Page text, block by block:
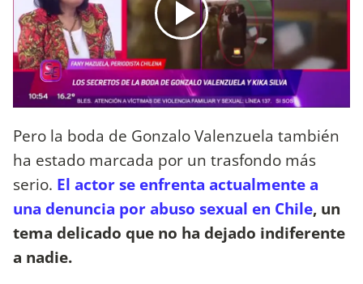
Pero la boda de Gonzalo Valenzuela también
ha estado marcada por un trasfondo más
serio. El actor se enfrenta actualmente a
una denuncia por abuso sexual en Chile, un
tema delicado que no ha dejado indiferente
a nadie.